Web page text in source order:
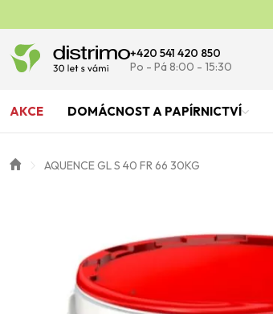
+420 541 420 850
Po - Pá 8:00 - 15:30
AKCE DOMÁCNOST A PAPÍRNICTVÍ
AQUENCE GL S 40 FR 66 30KG